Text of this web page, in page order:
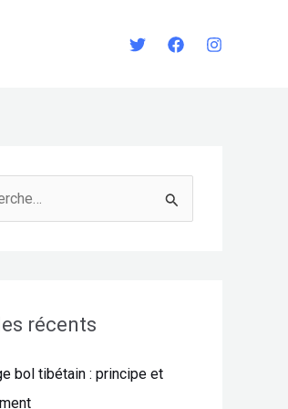
récents
bol tibétain : principe et